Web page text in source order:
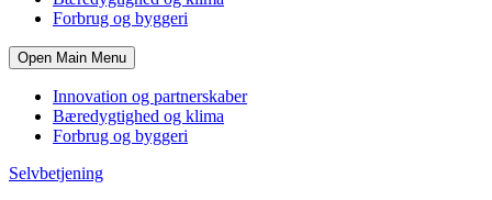
Forbrug og byggeri
Open Main Menu
Innovation og partnerskaber
Bæredygtighed og klima
Forbrug og byggeri
Selvbetjening